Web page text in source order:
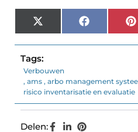
X
(Twitter)
Facebook
Tags:
Verbouwen
, ams , arbo management
risico inventarisatie en evaluatie
Delen: